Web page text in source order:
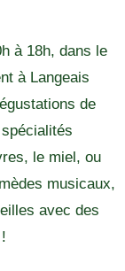
à 18h, dans le
à Langeais
de
le miel, ou
musicaux,
avec des